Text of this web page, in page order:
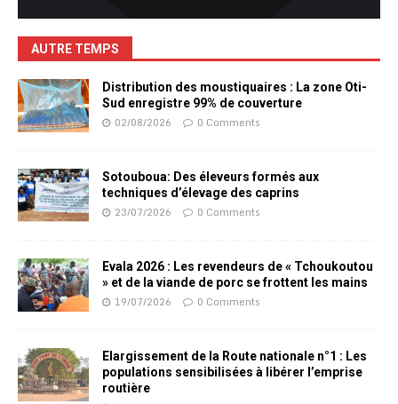
AUTRE TEMPS
Distribution des moustiquaires : La zone Oti-
Sud enregistre 99% de couverture
02/08/2026 0 Comments
Sotouboua: Des éleveurs formés aux
techniques d’élevage des caprins
23/07/2026 0 Comments
Evala 2026 : Les revendeurs de « Tchoukoutou
» et de la viande de porc se frottent les mains
19/07/2026 0 Comments
Elargissement de la Route nationale n°1 : Les
populations sensibilisées à libérer l’emprise
routière